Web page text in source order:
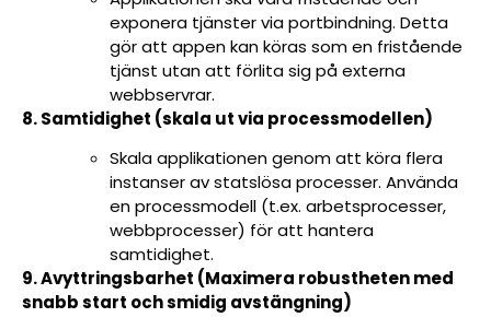
exponera tjänster via portbindning. Detta
gör att appen kan köras som en fristående
tjänst utan att förlita sig på externa
webbservrar.
8. Samtidighet (skala ut via processmodellen)
Skala applikationen genom att köra flera
instanser av statslösa processer. Använda
en processmodell (t.ex. arbetsprocesser,
webbprocesser) för att hantera
samtidighet.
9. Avyttringsbarhet (Maximera robustheten med
snabb start och smidig avstängning)